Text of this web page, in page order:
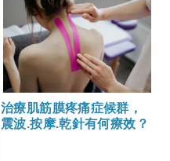
治療肌筋膜疼痛症候群，
震波.按摩.乾針有何療效？